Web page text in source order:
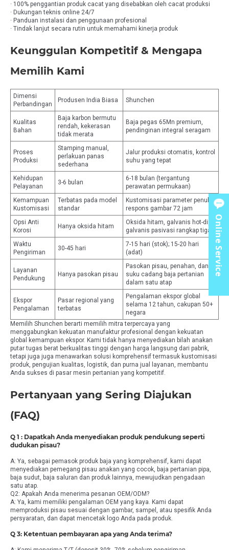
· 100% penggantian produk cacat yang disebabkan oleh cacat produksi
· Dukungan teknis online 24/7
· Panduan instalasi dan penggunaan profesional
· Tindak lanjut secara rutin untuk memahami kinerja produk
Keunggulan Kompetitif & Mengapa
Memilih Kami
Dimensi
Perbandingan
Produsen India Biasa Shunchen
Kualitas
Bahan
Baja karbon bermutu
rendah, kekerasan
tidak merata
Baja pegas 65Mn premium,
pendinginan integral seragam
Proses
Produksi
Stamping manual,
perlakuan panas
sederhana
Jalur produksi otomatis, kontrol
suhu yang tepat
Kehidupan
Pelayanan
3-6 bulan
6-18 bulan (tergantung
perawatan permukaan)
Kemampuan
Kustomisasi
Terbatas pada model
standar
Kustomisasi parameter penuh,
respons gambar 72 jam
Opsi Anti
Korosi
Hanya oksida hitam
Oksida hitam, galvanis hot-dip,
galvanis pasivasi rangkap tiga
Waktu
Pengiriman
30-45 hari
7-15 hari (stok); 15-20 hari
(adat)
Layanan
Pendukung
Hanya pasokan pisau
Pasokan pisau, penahan, dan
suku cadang baja pertanian
dalam satu atap
Ekspor
Pengalaman
Pasar regional yang
terbatas
Pengalaman ekspor global
selama 12 tahun, cakupan 50+
negara
Memilih Shunchen berarti memilih mitra terpercaya yang
menggabungkan kekuatan manufaktur profesional dengan kekuatan
global kemampuan ekspor. Kami tidak hanya menyediakan bilah anakan
putar tugas berat berkualitas tinggi dengan harga langsung dari pabrik,
tetapi juga juga menawarkan solusi komprehensif termasuk kustomisasi
produk, pengujian kualitas, logistik, dan purna jual layanan, membantu
Anda sukses di pasar mesin pertanian yang kompetitif.
Pertanyaan yang Sering Diajukan
(FAQ)
Q 1 : Dapatkah Anda menyediakan produk pendukung seperti
dudukan pisau?
A: Ya, sebagai pemasok produk baja yang komprehensif, kami dapat
menyediakan pemegang pisau anakan yang cocok, baja pertanian pipa,
baja sudut, baja saluran dan produk lainnya, mewujudkan pengadaan
satu atap.
Q2: Apakah Anda menerima pesanan OEM/ODM?
A: Ya, kami memiliki pengalaman OEM yang kaya. Kami dapat
memproduksi pisau sesuai dengan gambar, sampel, atau spesifik Anda
persyaratan, dan dapat mencetak logo Anda pada produk.
Q 3: Ketentuan pembayaran apa yang Anda terima?
Online Service